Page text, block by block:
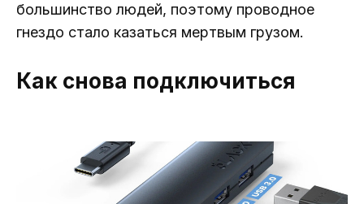
большинство людей, поэтому проводное
гнездо стало казаться мертвым грузом.
Как снова подключиться